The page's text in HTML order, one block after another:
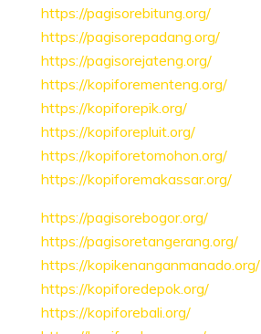
https://pagisorebitung.org/
https://pagisorepadang.org/
https://pagisorejateng.org/
https://kopiforementeng.org/
https://kopiforepik.org/
https://kopiforepluit.org/
https://kopiforetomohon.org/
https://kopiforemakassar.org/
https://pagisorebogor.org/
https://pagisoretangerang.org/
https://kopikenanganmanado.org/
https://kopiforedepok.org/
https://kopiforebali.org/